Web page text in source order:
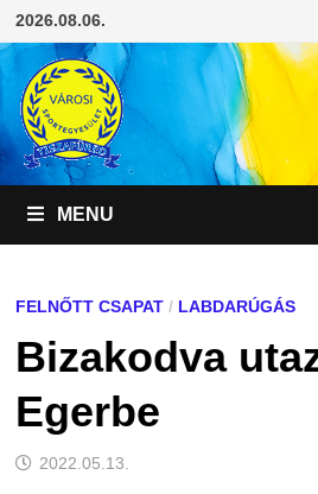
Skip
to
content
2026.08.06.
MENU
FELNŐTT CSAPAT/ LABDARÚGÁS
Bizakodva
Egerbe
2022.05.13.